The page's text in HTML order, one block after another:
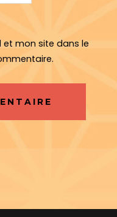
et mon site dans le